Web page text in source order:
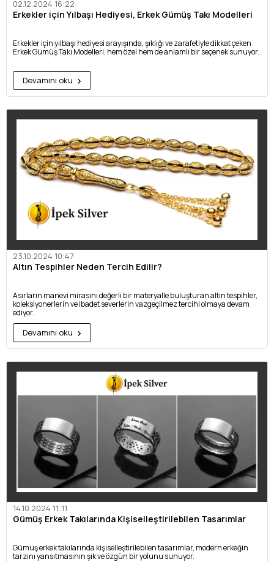
02.12.2024 16:22
Erkekler için Yılbaşı Hediyesi, Erkek Gümüş Takı Modelleri
Erkekler için yılbaşı hediyesi arayışında, şıklığı ve zarafetiyle dikkat çeken
Erkek Gümüş Takı Modelleri, hem özel hem de anlamlı bir seçenek sunuyor.
Devamını oku
23.10.2024 10:47
Altın Tespihler Neden Tercih Edilir?
Asırların manevi mirasını değerli bir materyalle buluşturan altın tespihler,
koleksiyonerlerin ve ibadet severlerin vazgeçilmez tercihi olmaya devam
ediyor.
Devamını oku
14.10.2024 11:11
Gümüş Erkek Takılarında Kişiselleştirilebilen Tasarımlar
Gümüş erkek takılarında kişiselleştirilebilen tasarımlar, modern erkeğin
tarzını yansıtmasının şık ve özgün bir yolunu sunuyor.